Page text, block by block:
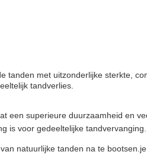
tanden met uitzonderlijke sterkte,
tandverlies.
een superieure duurzaamheid en
is voor gedeeltelijke tandvervanging.
natuurlijke tanden na te